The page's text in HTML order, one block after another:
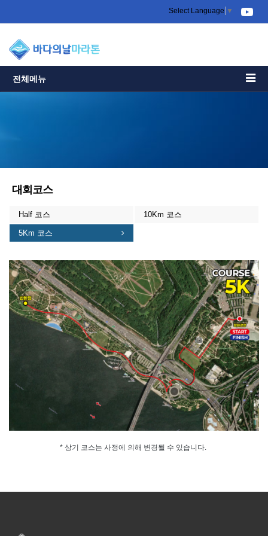
Select Language ▼
전체메뉴
대회코스
Half 코스 10Km 코스
5Km 코스
* 상기 코스는 사정에 의해 변경될 수 있습니다.